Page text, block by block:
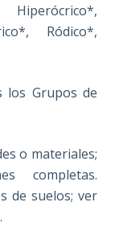
Ródico*,
los Grupos de
o materiales;
completas.
de suelos; ver